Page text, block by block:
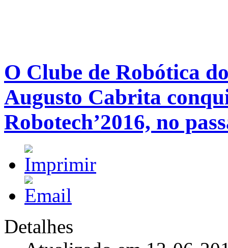
O Clube de Robótica
Augusto Cabrita
Robotech’2016, no
Detalhes